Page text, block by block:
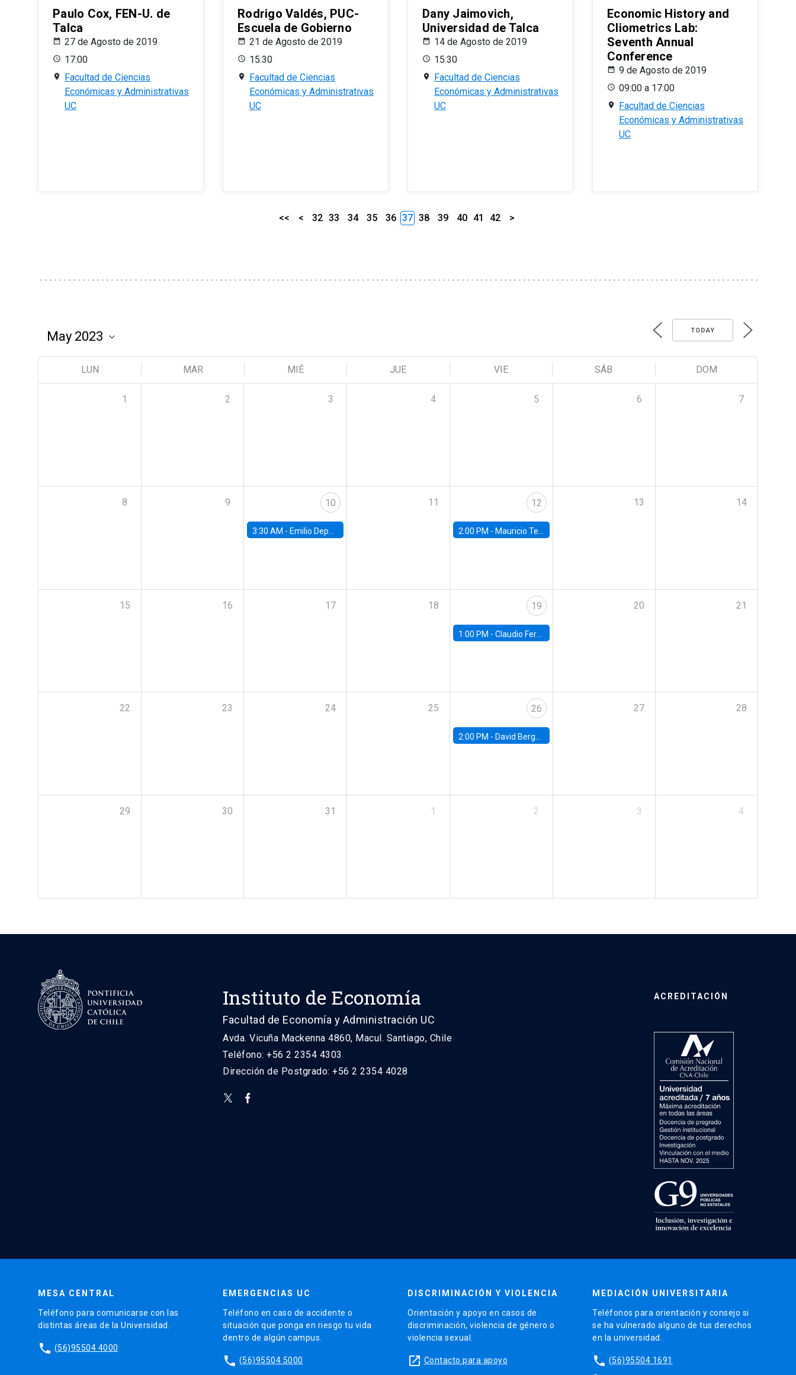
Paulo Cox, FEN-U. de
Talca
27 de Agosto de 2019
17:00
Facultad de Ciencias
Económicas y Administrativas
UC
Rodrigo Valdés, PUC-
Escuela de Gobierno
21 de Agosto de 2019
15:30
Facultad de Ciencias
Económicas y Administrativas
UC
Dany Jaimovich,
Universidad de Talca
14 de Agosto de 2019
15:30
Facultad de Ciencias
Económicas y Administrativas
UC
Economic History and
Cliometrics Lab:
Seventh Annual
Conference
9 de Agosto de 2019
09:00 a 17:00
Facultad de Ciencias
Económicas y Administrativas
UC
<< < 32 33 34 35 36 37 38 39 40 41 42 >
TODAY
LUN MAR MIÉ JUE VIE SÁB DOM
1 2 3 4 5 6 7
8 9 10
3:30 AM - Emilio Depetris-Chauvín, Universidad Católica
11 12
2:00 PM - Mauricio Tejada, UDP
13 14
15 16 17 18 19
1:00 PM - Claudio Ferraz, British Columbia
20 21
22 23 24 25 26
2:00 PM - David Berger, Duke
27 28
29 30 31 1 2 3 4
Instituto de Economía
Facultad de Economía y Administración UC
Avda. Vicuña Mackenna 4860, Macul. Santiago, Chile
Teléfono: +56 2 2354 4303
Dirección de Postgrado: +56 2 2354 4028
ACREDITACIÓN
MESA CENTRAL
Teléfono para comunicarse con las
distintas áreas de la Universidad.
phone (56)95504 4000
EMERGENCIAS UC
Teléfono en caso de accidente o
situación que ponga en riesgo tu vida
dentro de algún campus.
phone (56)95504 5000
DISCRIMINACIÓN Y VIOLENCIA
Orientación y apoyo en casos de
discriminación, violencia de género o
violencia sexual.
launch Contacto para apoyo
MEDIACIÓN UNIVERSITARIA
Teléfonos para orientación y consejo si
se ha vulnerado alguno de tus derechos
en la universidad.
phone (56)95504 1691